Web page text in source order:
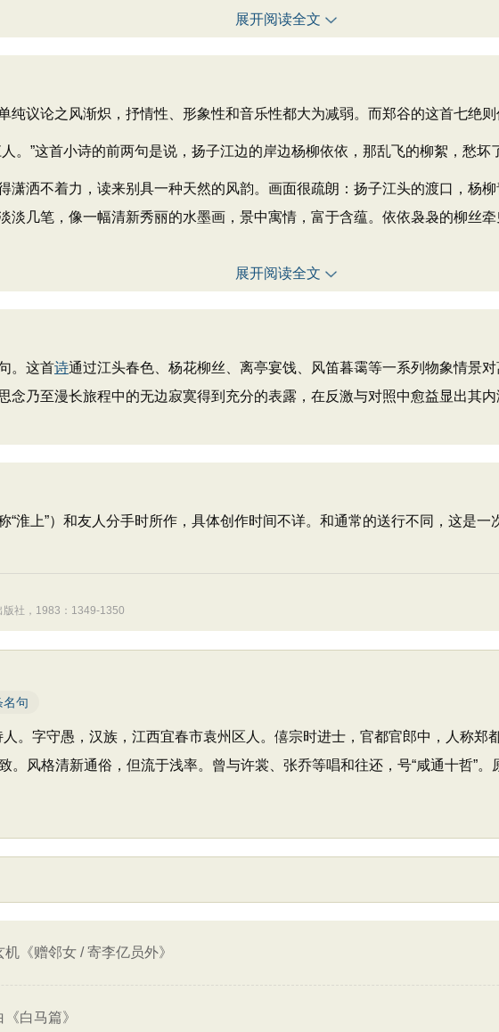
展开阅读全文
议论之风渐炽，抒情性、形象性和音乐性都大为减弱。而郑谷的这首七绝则
”这首小诗的前两句是说，扬子江边的岸边杨柳依依，那乱飞的柳絮，愁坏
洒不着力，读来别具一种天然的风韵。画面很疏朗：扬子江头的渡口，杨
淡几笔，像一幅清新秀丽的水墨画，景中寓情，富于含蕴。依依袅袅的柳丝
展开阅读全文
。这首诗通过江头春色、杨花柳丝、离亭宴饯、风笛暮霭等一系列物象情景
念乃至漫长旅程中的无边寂寞得到充分的表露，在反激与对照中愈益显出其内
“淮上”）和友人分手时所作，具体创作时间不详。和通常的送行不同，这是
版社，1983：1349-1350
名句
。字守愚，汉族，江西宜春市袁州区人。僖宗时进士，官都官郎中，人称郑
。风格清新通俗，但流于浅率。曾与许裳、张乔等唱和往还，号“咸通十哲”。
机《赠邻女 / 寄李亿员外》
《白马篇》